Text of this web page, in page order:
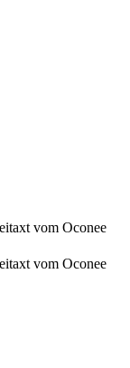
vom Oconee
vom Oconee